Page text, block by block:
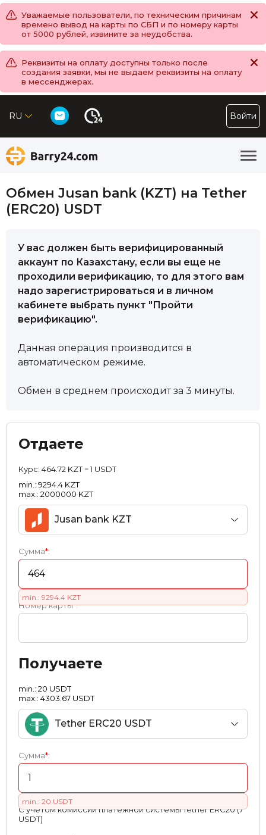
Уважаемые пользователи, по техническим причинам
времено вывод на карты по СБП и по номеру карты
от 5000 рублей, извините за неудобства.
Реквизиты на оплату доступны только после
создания заявки, мы не выдаем реквизиты на оплату
в мессенджерах.
RU Войти
Обмен Jusan bank (KZT) на Tether
(ERC20) USDT
У вас должен быть верифицированный
аккаунт по Казахстану, если вы еще не
проходили верификацию, то для этого вам
надо зарегистрироваться и в личном
кабинете выбрать пункт "Пройти
верификацию".
Данная операция производится в
автоматическом режиме.
Обмен в среднем происходит за 3 минуты.
Отдаете
Курс: 464.72 KZT = 1 USDT
min.: 9294.4 KZT
max.: 2000000 KZT
Jusan bank KZT
Сумма*:
min.: 9294.4 KZT
Номер карты*:
Получаете
min.: 20 USDT
max.: 4303.67 USDT
Tether ERC20 USDT
Сумма*:
min.: 20 USDT
С учетом комиссии платежной системы Tether ERC20 (7
USDT)